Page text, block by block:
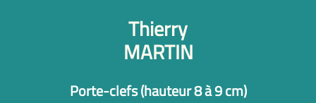
Thierry
MARTIN
Porte-clefs (hauteur 8 à 9 cm)